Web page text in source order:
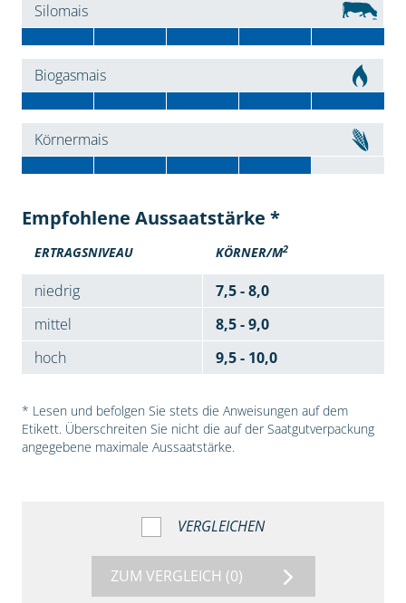
Silomais
Biogasmais
Körnermais
Empfohlene Aussaatstärke *
ERTRAGSNIVEAU KÖRNER/M2
niedrig
7,5 - 8,0
mittel
8,5 - 9,0
hoch
9,5 - 10,0
* Lesen und befolgen Sie stets die Anweisungen auf dem
Etikett. Überschreiten Sie nicht die auf der Saatgutverpackung
angegebene maximale Aussaatstärke.
VERGLEICHEN
ZUM VERGLEICH (0)